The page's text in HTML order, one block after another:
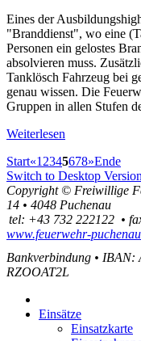
Eines der
"Branddienst", wo eine
Personen ein gelostes
absolvieren muss.
Tanklösch Fahrzeug bei
genau wissen. Die
Gruppen in allen Stufen
Weiterlesen
Start«1 2345678»Ende
Switch to Desktop Version
Copyright © Freiwillige
14 • 4048 Puchenau
tel: +43 732 222122 •
www.feuerwehr-
Bankverbindung • IBAN:
RZOOAT2L
Einsätze
Einsatzkarte